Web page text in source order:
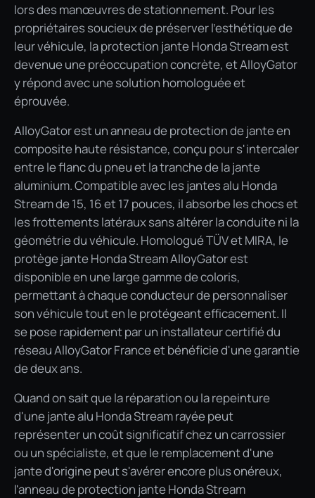
lors des manœuvres de stationnement. Pour les
propriétaires soucieux de préserver l'esthétique de
leur véhicule, la protection jante Honda Stream est
devenue une préoccupation concrète, et AlloyGator
y répond avec une solution homologuée et
éprouvée.
AlloyGator est un anneau de protection de jante en
composite haute résistance, conçu pour s'intercaler
entre le flanc du pneu et la tranche de la jante
aluminium. Compatible avec les jantes alu Honda
Stream de 15, 16 et 17 pouces, il absorbe les chocs et
les frottements latéraux sans altérer la conduite ni la
géométrie du véhicule. Homologué TÜV et MIRA, le
protège jante Honda Stream AlloyGator est
disponible en une large gamme de coloris,
permettant à chaque conducteur de personnaliser
son véhicule tout en le protégeant efficacement. Il
se pose rapidement par un installateur certifié du
réseau AlloyGator France et bénéficie d'une garantie
de deux ans.
Quand on sait que la réparation ou la repeinture
d'une jante alu Honda Stream rayée peut
représenter un coût significatif chez un carrossier
ou un spécialiste, et que le remplacement d'une
jante d'origine peut s'avérer encore plus onéreux,
l'anneau de protection jante Honda Stream